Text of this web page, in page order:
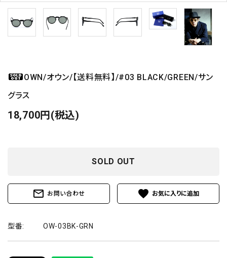
OWN/オウン/【送料無料】/#03 BLACK/GREEN/サン
グラス
18,700円(税込)
SOLD OUT
mail_outline お問い合わせ favorite
型番: OW-03BK-GRN